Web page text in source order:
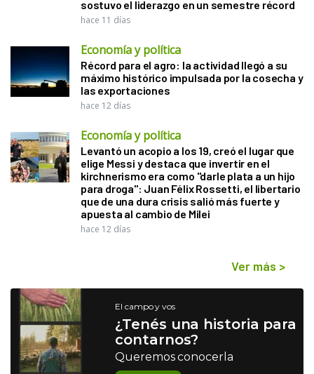
sostuvo el liderazgo en un semestre récord
hace 11 días
Economía y política
Récord para el agro: la actividad llegó a su
máximo histórico impulsada por la cosecha y
las exportaciones
hace 12 días
Economía y política
Levantó un acopio a los 19, creó el lugar que
elige Messi y destaca que invertir en el
kirchnerismo era como "darle plata a un hijo
para droga": Juan Félix Rossetti, el libertario
que de una dura crisis salió más fuerte y
apuesta al cambio de Milei
hace 12 días
Ver más >
El campo y vos
¿Tenés una historia para
contarnos?
Queremos conocerla